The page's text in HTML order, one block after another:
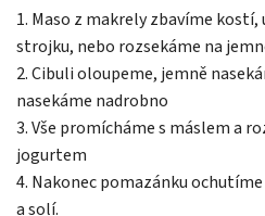
1. Maso z makrely zbavíme
strojku, nebo rozsekáme na
2. Cibuli oloupeme, jemně
nasekáme nadrobno
3. Vše promícháme s máslem a
jogurtem
4. Nakonec pomazánku
a solí.